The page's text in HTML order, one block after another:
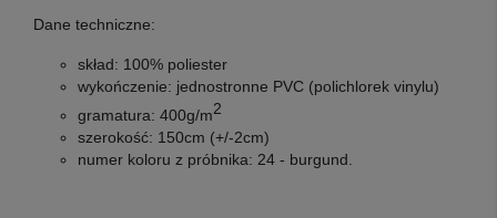
Dane techniczne:
skład: 100% poliester
wykończenie: jednostronne PVC (polichlorek vinylu)
gramatura: 400g/m2
szerokość: 150cm (+/-2cm)
numer koloru z próbnika: 24 - burgund.